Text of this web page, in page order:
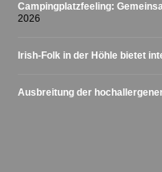
Campingplatzfeeling:
2026
Irish-Folk in der Höhle bietet
Ausbreitung der